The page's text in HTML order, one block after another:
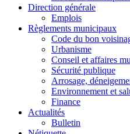
Direction générale
Emplois
Règlements municipaux
Code du bon
Urbanisme
Conseil et affaires
Sécurité publique
Arrosage,
Environnement et
Finance
Actualités
Bulletin